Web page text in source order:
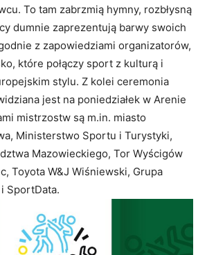
To tam zabrzmią hymny, rozbłysną
dumnie zaprezentują barwy swoich
z zapowiedziami organizatorów,
które połączy sport z kulturą i
stylu. Z kolei ceremonia
jest na poniedziałek w Arenie
mistrzostw są m.in. miasto
Ministerstwo Sportu i Turystyki,
Mazowieckiego, Tor Wyścigów
Toyota W&J Wiśniewski, Grupa
SportData.